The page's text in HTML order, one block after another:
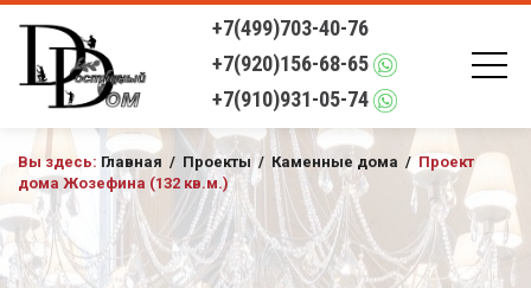
+7(499)703-40-76
+7(920)156-68-65
+7(910)931-05-74
Вы здесь: Главная / Проекты / Каменные дома / Проект
дома Жозефина (132 кв.м.)